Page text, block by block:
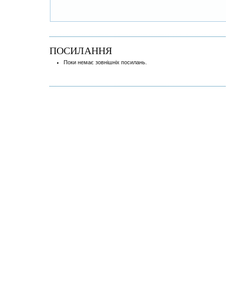
ПОСИЛАННЯ
Поки немає зовнішніх посилань.